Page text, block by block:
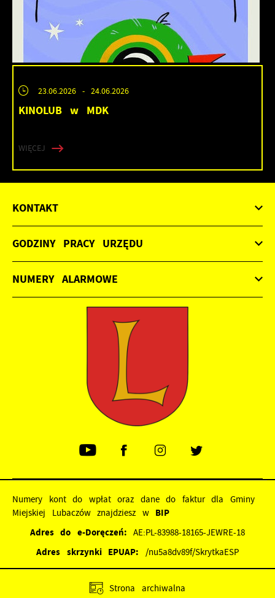
23.06.2026 - 24.06.2026
KINOLUB w MDK
WIĘCEJ
KONTAKT
GODZINY PRACY URZĘDU
NUMERY ALARMOWE
Numery kont do wpłat oraz dane do faktur dla Gminy
Miejskiej Lubaczów znajdziesz w BIP
Adres do e-Doręczeń: AE:PL-83988-18165-JEWRE-18
Adres skrzynki EPUAP: /nu5a8dv89f/SkrytkaESP
Strona archiwalna